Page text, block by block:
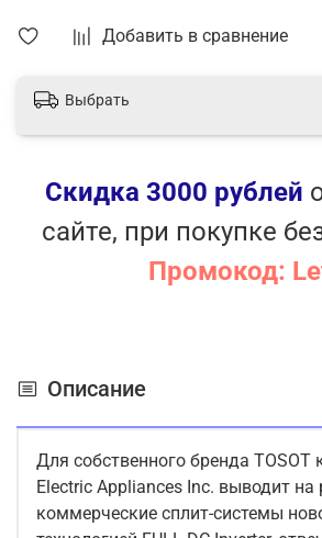
Добавить в сравнение
Выбрать
Скидка 3000 рублей
сайте, при покупке
Промокод:
Описание
Для собственного бренда TOSOT
Electric Appliances Inc. выводит
коммерческие сплит-системы